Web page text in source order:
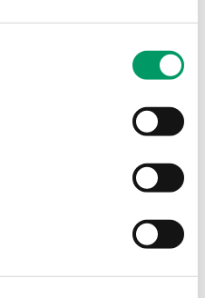
med næringen på et
dataene. Det handler om å
rolle vi har god erfaring
norsk
livssyklusanalyser og
analysert tre mulige